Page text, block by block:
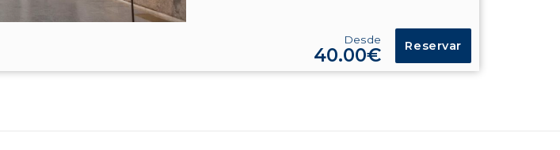
Desde
40.00€ Reservar